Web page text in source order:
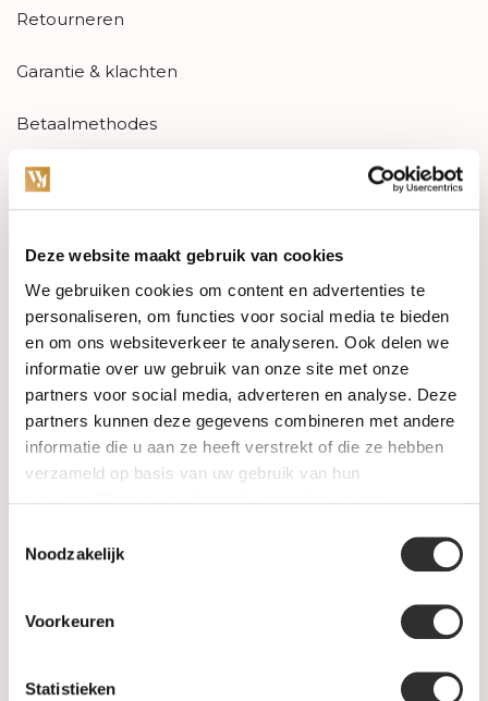
Deze website maakt gebruik van cookies
We gebruiken cookies om content en advertenties te
personaliseren, om functies voor social media te bieden
en om ons websiteverkeer te analyseren. Ook delen we
informatie over uw gebruik van onze site met onze
partners voor social media, adverteren en analyse. Deze
partners kunnen deze gegevens combineren met andere
informatie die u aan ze heeft verstrekt of die ze hebben
verzameld op basis van uw gebruik van hun
Noodzakelijk
Voorkeuren
Statistieken
Retourneren
Garantie & klachten
Betaalmethodes
Sitemap
Categories
Watches
Jewellery
Wedding rings
PRE-OWNED
Maatwerk